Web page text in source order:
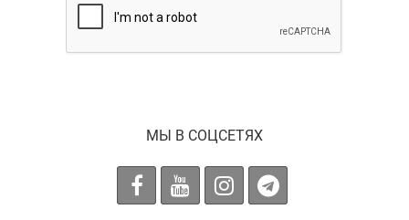
МЫ В СОЦСЕТЯХ